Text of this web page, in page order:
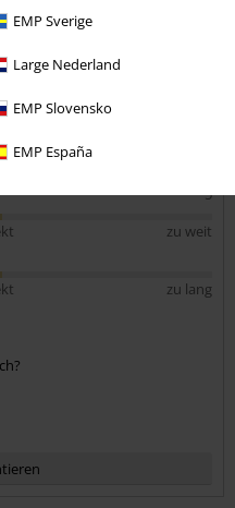
EMP Sverige
Large Nederland
EMP Slovensko
EMP España
5
zu weit
zu lang